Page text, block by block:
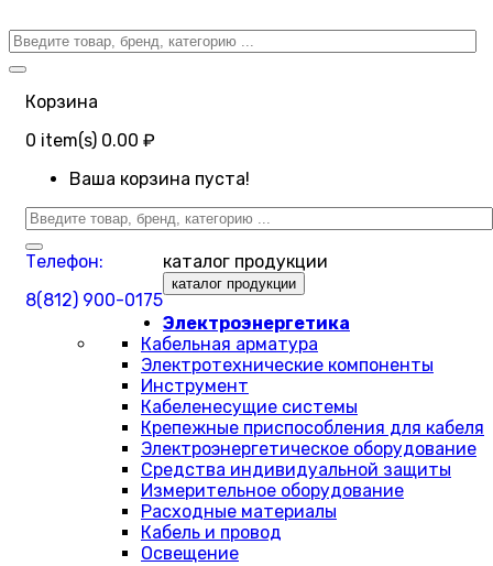
Корзина
0 item(s) 0.00 ₽
Ваша корзина пуста!
Телефон:
8(812) 900-0175
каталог продукции
каталог продукции
Электроэнергетика
Кабельная арматура
Электротехнические компоненты
Инструмент
Кабеленесущие системы
Крепежные приспособления для кабеля
Электроэнергетическое оборудование
Средства индивидуальной защиты
Измерительное оборудование
Расходные материалы
Кабель и провод
Освещение